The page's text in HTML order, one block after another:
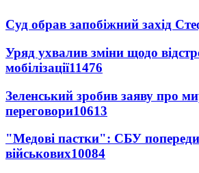
Суд обрав запобіжний захід
Уряд ухвалив зміни щодо
мобілізації11476
Зеленський зробив заяву про
переговори10613
"Медові пастки": СБУ
військових10084